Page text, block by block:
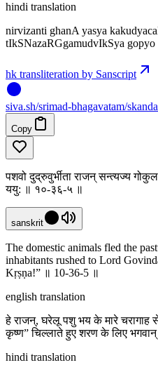
hindi translation
nirvizanti ghanA yasya
tIkSNaza‍RGgamudvIkSya
hk transliteration by Sanscript
siva.sh/srimad-bhagavatam/
Copy
पशवो दुद्रुवुर्भीता राजन् सन्त्यज्य
ययु: ॥ १०-३६-५ ॥
sanskrit
The domestic animals fled the
inhabitants rushed to Lord
Kṛṣṇa!” ॥ 10-36-5 ॥
english translation
हे राजन्, घरेलू पशु भय के मारे चरागाह
कृष्ण” चिल्लाते हुए शरण के लिए
hindi translation